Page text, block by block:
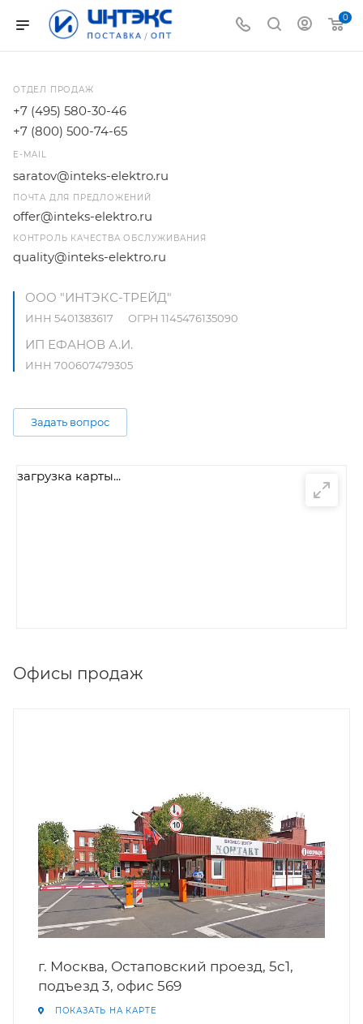
0
ОТДЕЛ ПРОДАЖ
+7 (495) 580-30-46
+7 (800) 500-74-65
E-MAIL
saratov@inteks-elektro.ru
ПОЧТА ДЛЯ ПРЕДЛОЖЕНИЙ
offer@inteks-elektro.ru
КОНТРОЛЬ КАЧЕСТВА ОБСЛУЖИВАНИЯ
quality@inteks-elektro.ru
ООО "ИНТЭКС-ТРЕЙД"
ИНН 5401383617 ОГРН 1145476135090
ИП ЕФАНОВ А.И.
ИНН 700607479305
Задать вопрос
загрузка карты...
Офисы продаж
г. Москва, Остаповский проезд, 5c1,
подъезд 3, офис 569
ПОКАЗАТЬ НА КАРТЕ